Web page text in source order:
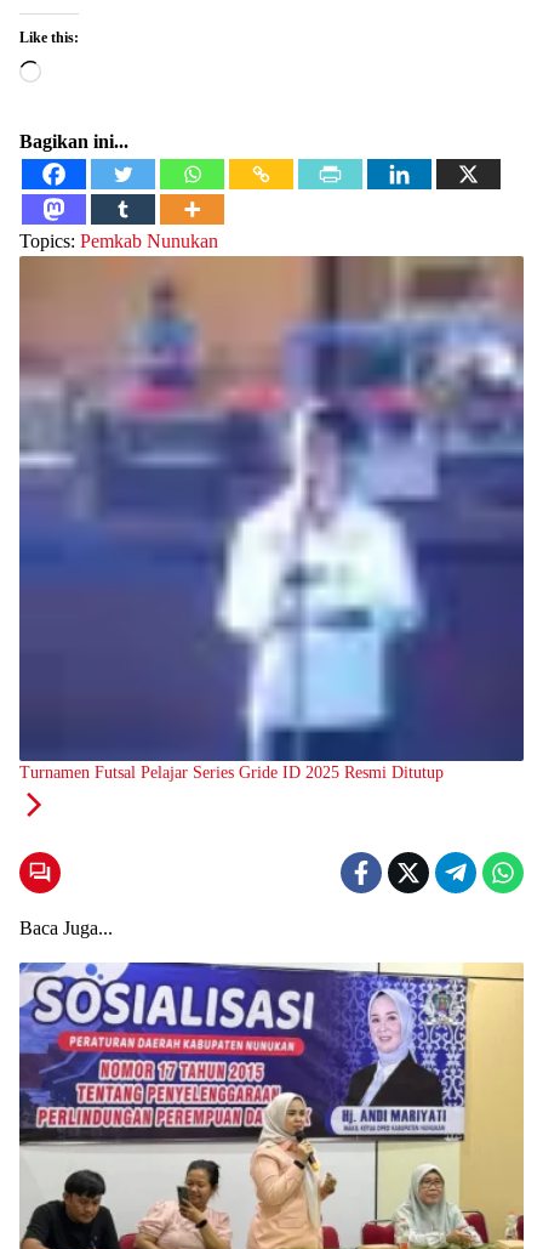
Like this:
Loading…
Bagikan ini...
Topics: Pemkab Nunukan
Turnamen Futsal Pelajar Series Gride ID 2025 Resmi Ditutup
Baca Juga...